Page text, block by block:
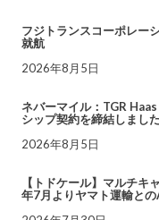
フジトランスコーポレー
就航
2026年8月5日
ネバーマイル：TGR
シップ契約を締結しました
2026年8月5日
【トドケール】マルチキ
年7月よりヤマト運輸と